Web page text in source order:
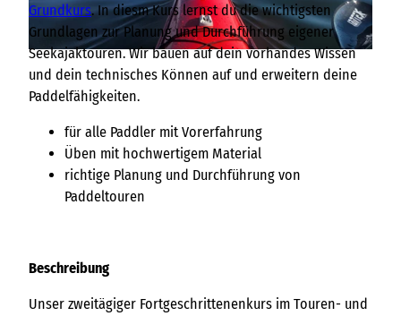
© Kredl |CC-BY-NC-ND
Grundkurs. In diesm Kurs lernst du die wichtigsten
Grundlagen zur Planung und Durchführung eigener
Seekajaktouren. Wir bauen auf dein vorhandes Wissen
und dein technisches Können auf und erweitern deine
Paddelfähigkeiten.
für alle Paddler mit Vorerfahrung
Üben mit hochwertigem Material
richtige Planung und Durchführung von
Paddeltouren
Beschreibung
Unser zweitägiger Fortgeschrittenenkurs im Touren- und